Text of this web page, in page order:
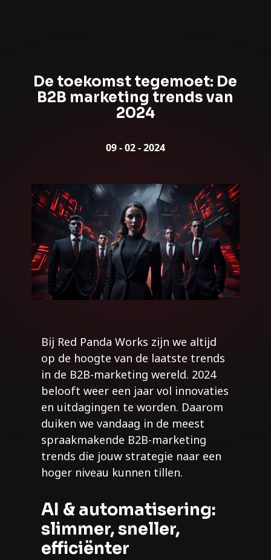
De toekomst tegemoet: De
B2B marketing trends van
2024
09-02-2024
Bij Red Panda Works zijn we altijd
op de hoogte van de laatste trends
in de B2B-marketing wereld. 2024
belooft weer een jaar vol innovaties
en uitdagingen te worden. Daarom
duiken we vandaag in de meest
spraakmakende B2B-marketing
trends die jouw strategie naar een
hoger niveau kunnen tillen.
AI & automatisering:
slimmer, sneller,
efficiënter